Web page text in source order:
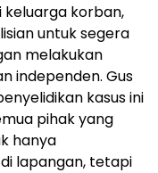
keluarga korban,
untuk segera
melakukan
independen. Gus
kasus ini
pihak yang
hanya
lapangan, tetapi